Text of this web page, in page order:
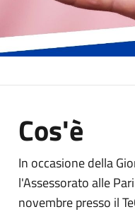
Cos'è
In occasione della
l'Assessorato alle
novembre presso il